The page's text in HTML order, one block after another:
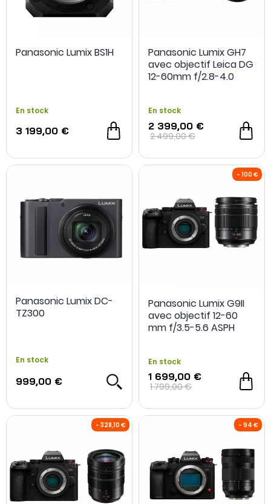
OCCASION
- 200 € NOUVEAU
Panasonic Lumix BS1H
En stock
3 199,00 €
Panasonic Lumix GH7
avec objectif Leica DG
12-60mm f/2.8-4.0
En stock
2 399,00 €
2 499,00 €
Panasonic Lumix DC-
TZ300
En stock
999,00 €
Panasonic Lumix G9II
avec objectif 12-60
mm f/3.5-5.6 ASPH
En stock
1 699,00 €
1 799,00 €